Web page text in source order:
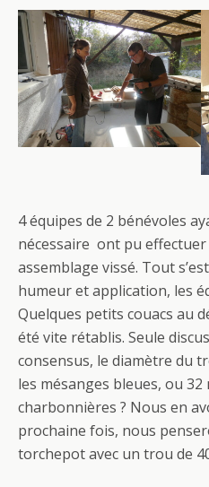
4 équipes de 2 bénévoles
nécessaire ont pu
assemblage vissé. Tout
humeur et application, les
Quelques petits couacs au
été vite rétablis. Seule
consensus, le diamètre du
les mésanges bleues, ou
charbonnières ? Nous en
prochaine fois, nous
torchepot avec un trou de